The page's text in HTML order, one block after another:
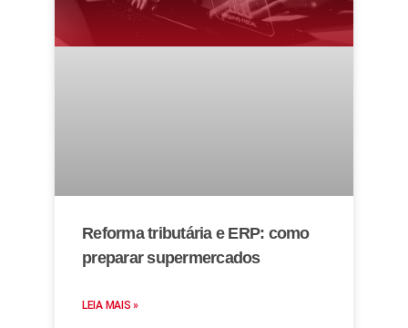
Reforma tributária e ERP: como
preparar supermercados
LEIA MAIS »